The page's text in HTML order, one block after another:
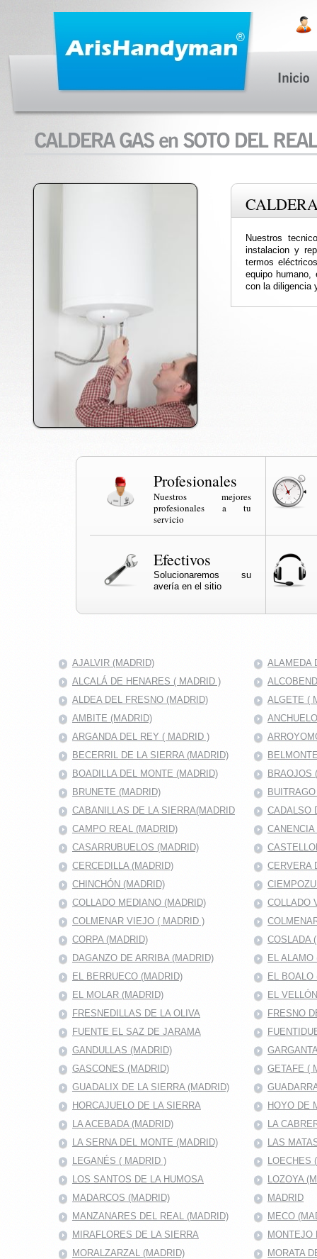
Nuestros
instalacion y
termos
equipo
con la diligencia
Profesionales
Nuestros mejores
profesionales a tu
servicio
Efectivos
Solucionaremos su
avería en el sitio
AJALVIR (MADRID)
ALAMEDA
ALCALÁ DE HENARES ( MADRID )
ALDEA DEL FRESNO (MADRID)
ALGETE (
AMBITE (MADRID)
ARGANDA DEL REY ( MADRID )
BECERRIL DE LA SIERRA (MADRID)
BOADILLA DEL MONTE (MADRID)
BRAOJOS
BRUNETE (MADRID)
CABANILLAS DE LA SIERRA(MADRID
CADALSO
CAMPO REAL (MADRID)
CASARRUBUELOS (MADRID)
CERCEDILLA (MADRID)
CERVERA
CHINCHÓN (MADRID)
COLLADO MEDIANO (MADRID)
COLLADO
COLMENAR VIEJO ( MADRID )
CORPA (MADRID)
COSLADA
DAGANZO DE ARRIBA (MADRID)
EL ALAMO
EL BERRUECO (MADRID)
EL BOALO
EL MOLAR (MADRID)
EL
FRESNEDILLAS DE LA OLIVA
FRESNO
FUENTE EL SAZ DE JARAMA
GANDULLAS (MADRID)
GASCONES (MADRID)
GETAFE (
GUADALIX DE LA SIERRA (MADRID)
HORCAJUELO DE LA SIERRA
HOYO DE
LA ACEBADA (MADRID)
LA
LA SERNA DEL MONTE (MADRID)
LAS
LEGANÉS ( MADRID )
LOECHES
LOS SANTOS DE LA HUMOSA
LOZOYA
MADARCOS (MADRID)
MADRID
MANZANARES DEL REAL (MADRID)
MECO
MIRAFLORES DE LA SIERRA
MONTEJO
MORALZARZAL (MADRID)
MORATA